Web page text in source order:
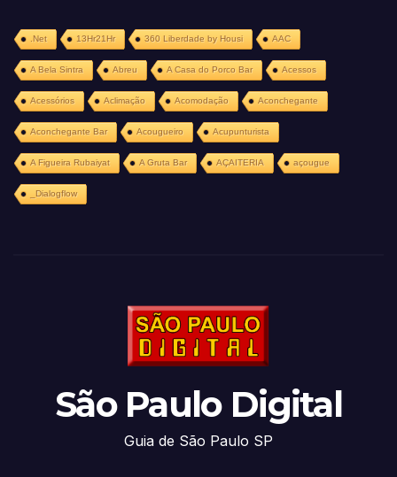
.Net 13Hr21Hr 360 Liberdade by Housi AAC
A Bela Sintra Abreu A Casa do Porco Bar Acessos
Acessórios Aclimação Acomodação Aconchegante
Aconchegante Bar Acougueiro Acupunturista
A Figueira Rubaiyat A Gruta Bar AÇAITERIA açougue
_Dialogflow
São Paulo Digital
Guia de São Paulo SP